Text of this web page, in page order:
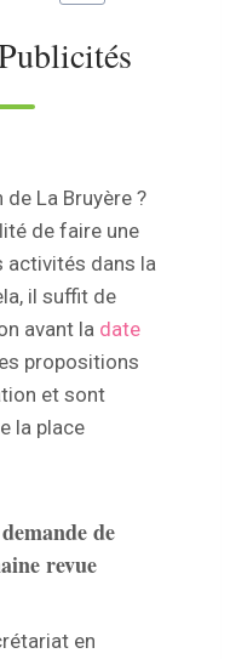
La Bruyère ?
de faire une
activités dans la
il suffit de
avant la date
propositions
et sont
la place
de
revue
en